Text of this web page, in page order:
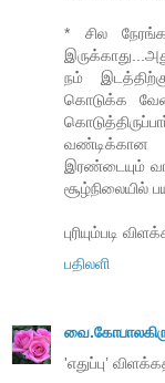
* சில
நம்
கொடுக்க
வண்டிக்கான
இரண்டையும்
சூழ்நிலையில்
புரியும்படி
பதிலளி
'எதுப்பு’